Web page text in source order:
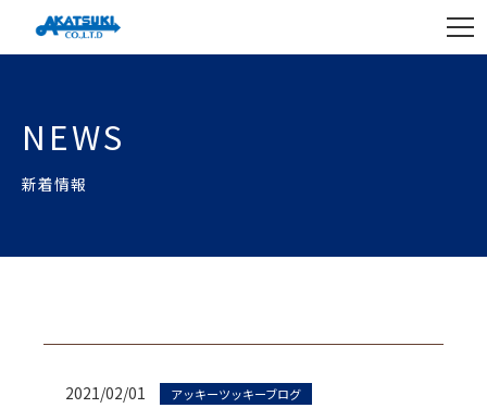
NEWS
新着情報
2021/02/01 アッキーツッキーブログ